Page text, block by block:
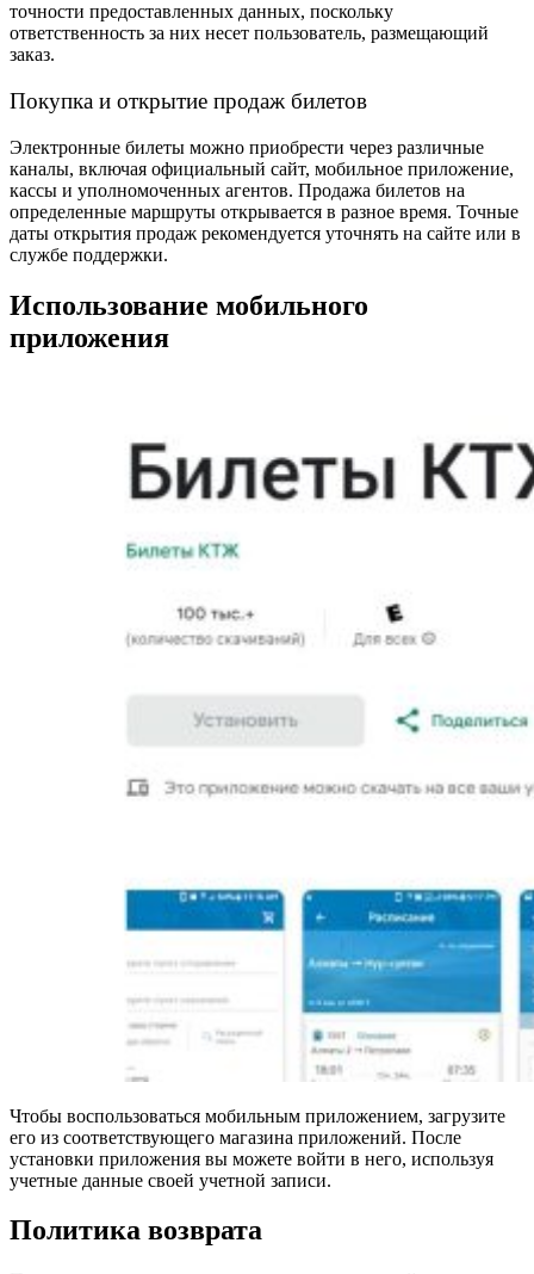
точности предоставленных данных, поскольку
ответственность за них несет пользователь, размещающий
заказ.
Покупка и открытие продаж билетов
Электронные билеты можно приобрести через различные
каналы, включая официальный сайт, мобильное приложение,
кассы и уполномоченных агентов. Продажа билетов на
определенные маршруты открывается в разное время. Точные
даты открытия продаж рекомендуется уточнять на сайте или в
службе поддержки.
Использование мобильного
приложения
Чтобы воспользоваться мобильным приложением, загрузите
его из соответствующего магазина приложений. После
установки приложения вы можете войти в него, используя
учетные данные своей учетной записи.
Политика возврата